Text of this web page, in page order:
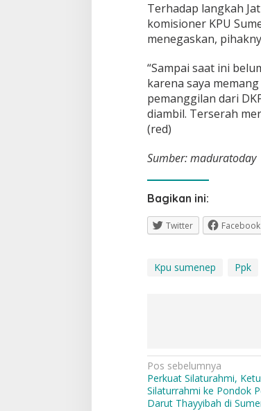
Terhadap langkah
komisioner KPU
menegaskan,
“Sampai saat ini
karena saya
pemanggilan dari
diambil. Terserah
(red)
Sumber: maduratoday
Bagikan ini:
Twitter Facebook
Kpu sumenep Ppk
Navigasi
pos
Pos sebelumnya
Perkuat Silaturahmi,
Silaturrahmi ke Pondok
Darut Thayyibah di